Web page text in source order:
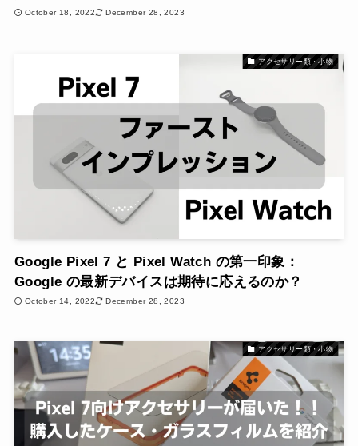
October 18, 2022 December 28, 2023
アクセサリー類・小物
Google Pixel 7 と Pixel Watch の第一印象：
Google の最新デバイスは期待に応えるのか？
October 14, 2022 December 28, 2023
アクセサリー類・小物